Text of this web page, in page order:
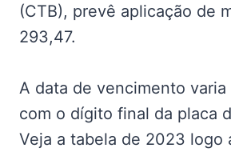
(CTB), prevê aplicação de
293,47.
A data de vencimento varia
com o dígito final da placa
Veja a tabela de 2023 logo